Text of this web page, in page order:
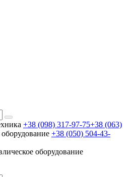
+38 (098) 317-97-75+38 (063)
+38 (050) 504-43-
оборудование